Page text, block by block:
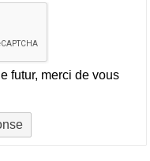
futur, merci de vous